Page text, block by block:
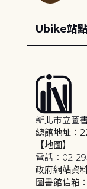
Ubike站
新北市立圖
總館地址：
【地圖】
電話：02-
政府網站資
圖書館信箱